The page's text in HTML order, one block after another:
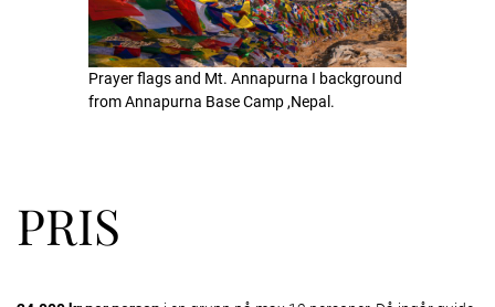
Prayer flags and Mt. Annapurna I background
from Annapurna Base Camp ,Nepal.
PRIS